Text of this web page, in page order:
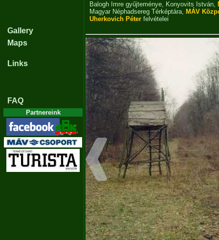
Gallery
Maps
Links
FAQ
Partnereink
Balogh Imre gyűjteménye, Konyovits István,
Magyar Néphadsereg Térképtára, MÁV
Uherkovich Péter felvételei